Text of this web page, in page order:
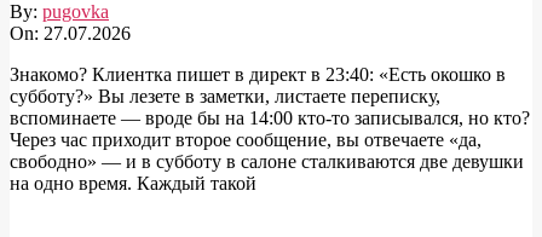
By: pugovka
On: 27.07.2026
Знакомо? Клиентка пишет в директ в 23:40: «Есть окошко в
субботу?» Вы лезете в заметки, листаете переписку,
вспоминаете — вроде бы на 14:00 кто-то записывался, но кто?
Через час приходит второе сообщение, вы отвечаете «да,
свободно» — и в субботу в салоне сталкиваются две девушки
на одно время. Каждый такой